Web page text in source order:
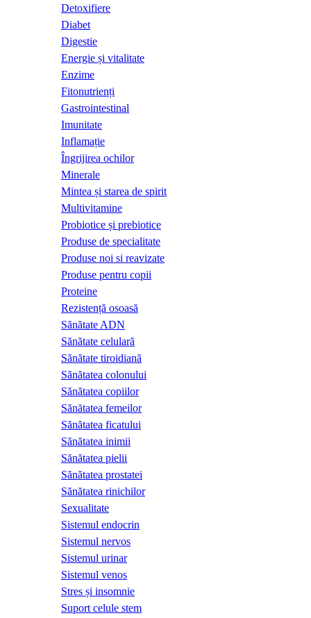
Detoxifiere
Diabet
Digestie
Energie și vitalitate
Enzime
Fitonutrienți
Gastrointestinal
Imunitate
Inflamație
Îngrijirea ochilor
Minerale
Mintea și starea de spirit
Multivitamine
Probiotice și prebiotice
Produse de specialitate
Produse noi si reavizate
Produse pentru copii
Proteine
Rezistență osoasă
Sănătate ADN
Sănătate celulară
Sănătate tiroidiană
Sănătatea colonului
Sănătatea copiilor
Sănătatea femeilor
Sănătatea ficatului
Sănătatea inimii
Sănătatea pielii
Sănătatea prostatei
Sănătatea rinichilor
Sexualitate
Sistemul endocrin
Sistemul nervos
Sistemul urinar
Sistemul venos
Stres și insomnie
Suport celule stem